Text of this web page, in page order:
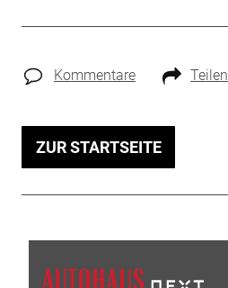
Kommentare Teilen
ZUR STARTSEITE